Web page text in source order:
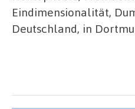
Eindimensionalität,
Deutschland, in